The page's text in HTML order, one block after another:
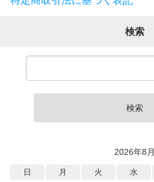
検索
検索
2026年8月
日 月 火 水